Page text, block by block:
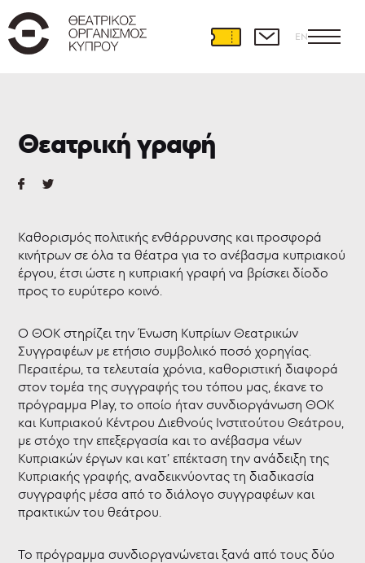
EN
Θεατρική γραφή
Καθορισμός πολιτικής ενθάρρυνσης και προσφορά
κινήτρων σε όλα τα θέατρα για το ανέβασμα κυπριακού
έργου, έτσι ώστε η κυπριακή γραφή να βρίσκει δίοδο
προς το ευρύτερο κοινό.
Ο ΘΟΚ στηρίζει την Ένωση Κυπρίων Θεατρικών
Συγγραφέων με ετήσιο συμβολικό ποσό χορηγίας.
Περαιτέρω, τα τελευταία χρόνια, καθοριστική διαφορά
στον τομέα της συγγραφής του τόπου μας, έκανε το
πρόγραμμα Play, το οποίο ήταν συνδιοργάνωση ΘΟΚ
και Κυπριακού Κέντρου Διεθνούς Ινστιτούτου Θεάτρου,
με στόχο την επεξεργασία και το ανέβασμα νέων
Κυπριακών έργων και κατ’ επέκταση την ανάδειξη της
Κυπριακής γραφής, αναδεικνύοντας τη διαδικασία
συγγραφής μέσα από το διάλογο συγγραφέων και
πρακτικών του θεάτρου.
Το πρόγραμμα συνδιοργανώνεται ξανά από τους δύο
Διεθνείς
Θέατρο
Εκπαιδευτικά
προγράμματα
Ερασιτεχνικό
θέατρο
γραφή
Πρόγραμμα
PLAY,
PLAY
ON!
PLAY#5
-
PLAY
again!
[Δεν
είναι
μόνο]
χαρτί